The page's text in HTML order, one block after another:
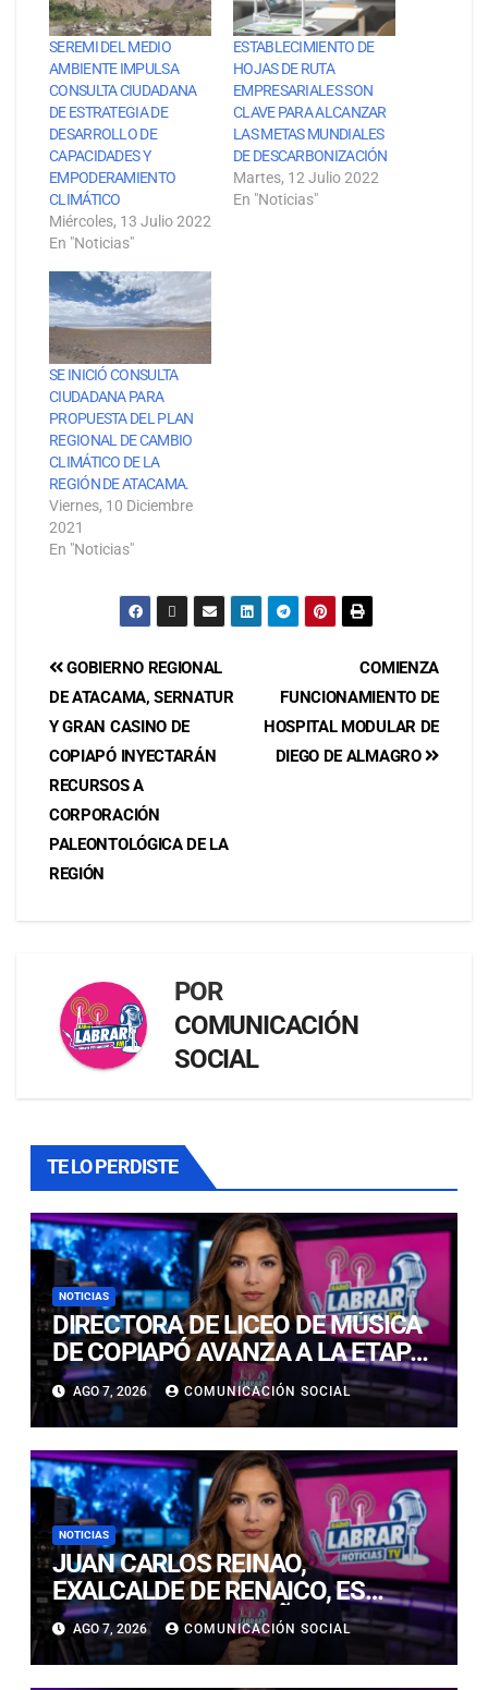
SEREMI DEL MEDIO
AMBIENTE IMPULSA
CONSULTA CIUDADANA
DE ESTRATEGIA DE
DESARROLLO DE
CAPACIDADES Y
EMPODERAMIENTO
CLIMÁTICO
Miércoles, 13 Julio 2022
En "Noticias"
ESTABLECIMIENTO DE
HOJAS DE RUTA
EMPRESARIALES SON
CLAVE PARA ALCANZAR
LAS METAS MUNDIALES
DE DESCARBONIZACIÓN
Martes, 12 Julio 2022
En "Noticias"
SE INICIÓ CONSULTA
CIUDADANA PARA
PROPUESTA DEL PLAN
REGIONAL DE CAMBIO
CLIMÁTICO DE LA
REGIÓN DE ATACAMA.
Viernes, 10 Diciembre
2021
En "Noticias"
COMIENZA
FUNCIONAMIENTO DE
HOSPITAL MODULAR DE
DIEGO DE ALMAGRO
GOBIERNO REGIONAL
DE ATACAMA, SERNATUR
Y GRAN CASINO DE
COPIAPÓ INYECTARÁN
RECURSOS A
CORPORACIÓN
PALEONTOLÓGICA DE LA
REGIÓN
POR
COMUNICACIÓN
SOCIAL
TE LO PERDISTE
NOTICIAS
DIRECTORA DE LICEO DE MÚSICA
DE COPIAPÓ AVANZA A LA ETAPA
FINAL DEL PREMIO LED 2026 POR
INNOVACIÓN EDUCATIVA
AGO 7, 2026 COMUNICACIÓN SOCIAL
NOTICIAS
JUAN CARLOS REINAO,
EXALCALDE DE RENAICO, ES
CONDENADO A 15 AÑOS DE
CÁRCEL POR DELITOS DE
CONNOTACIÓN SEXUAL
AGO 7, 2026 COMUNICACIÓN SOCIAL